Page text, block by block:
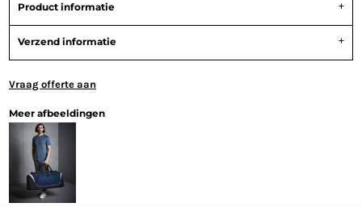
Product informatie
Verzend informatie
Vraag offerte aan
Meer afbeeldingen